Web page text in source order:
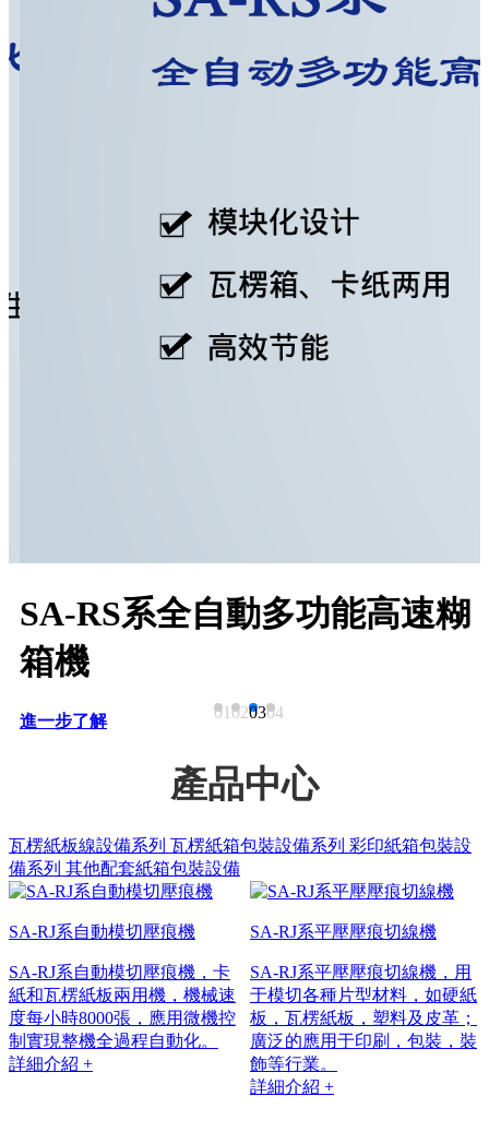
SA-RS系全自動多功能高速糊
箱機
進一步了解 01020304
產品中心
瓦楞紙板線設備系列 瓦楞紙箱包裝設備系列 彩印紙箱包裝設
備系列 其他配套紙箱包裝設備
SA-RJ系自動模切壓痕機
SA-RJ系自動模切壓痕機，卡
紙和瓦楞紙板兩用機，機械速
度每小時8000張，應用微機控
制實現整機全過程自動化。
詳細介紹 +
SA-RJ系平壓壓痕切線機
SA-RJ系平壓壓痕切線機，用
于模切各種片型材料，如硬紙
板，瓦楞紙板，塑料及皮革；
廣泛的應用于印刷，包裝，裝
飾等行業。
詳細介紹 +